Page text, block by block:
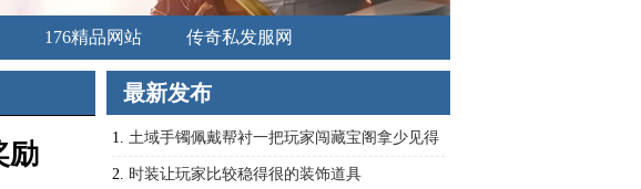
176精品网站
传奇私发服网
励
最新发布
1. 土域手镯佩戴帮衬一把玩家闯藏宝阁拿少见得
很奖励
2. 时装让玩家比较稳得很的装饰道具